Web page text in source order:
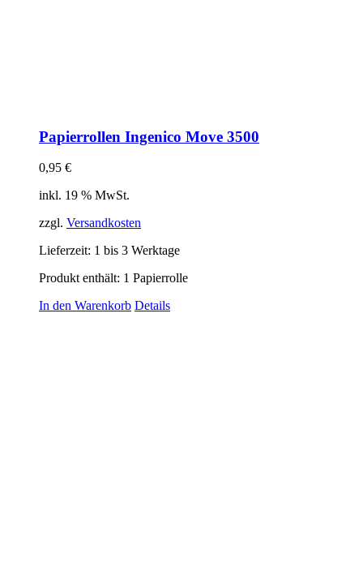
Papierrollen Ingenico Move 3500
0,95 €
inkl. 19 % MwSt.
zzgl. Versandkosten
Lieferzeit: 1 bis 3 Werktage
Produkt enthält: 1 Papierrolle
In den Warenkorb Details